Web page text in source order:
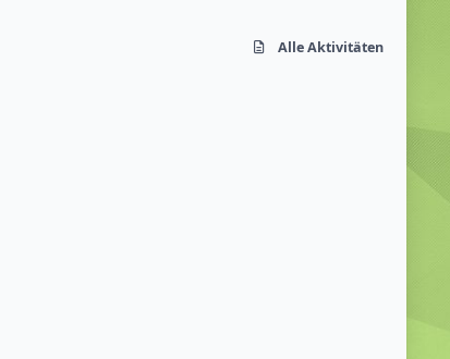
Alle Aktivitäten